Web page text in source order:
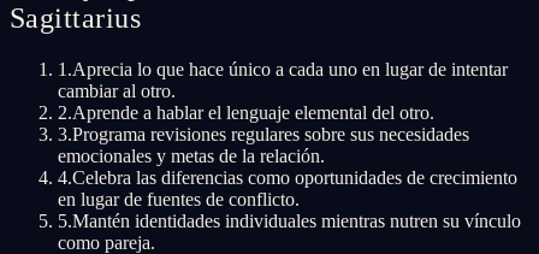
Sagittarius
1 .Aprecia lo que hace único a cada uno en lugar de intentar
cambiar al otro.
2.Aprende a hablar el lenguaje elemental del otro.
3.Programa revisiones regulares sobre sus necesidades
emocionales y metas de la relación.
4.Celebra las diferencias como oportunidades de crecimiento
en lugar de fuentes de conflicto.
5.Mantén identidades individuales mientras nutren su vínculo
como pareja.